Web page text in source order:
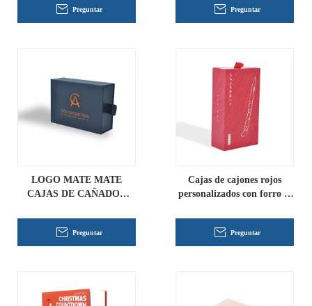
Preguntar Preguntar
LOGO MATE MATE
CAJAS DE CAÑADOR
HOTO MAYORES
Preguntar
Cajas de cajones rojos
personalizados con forro al
Preguntar